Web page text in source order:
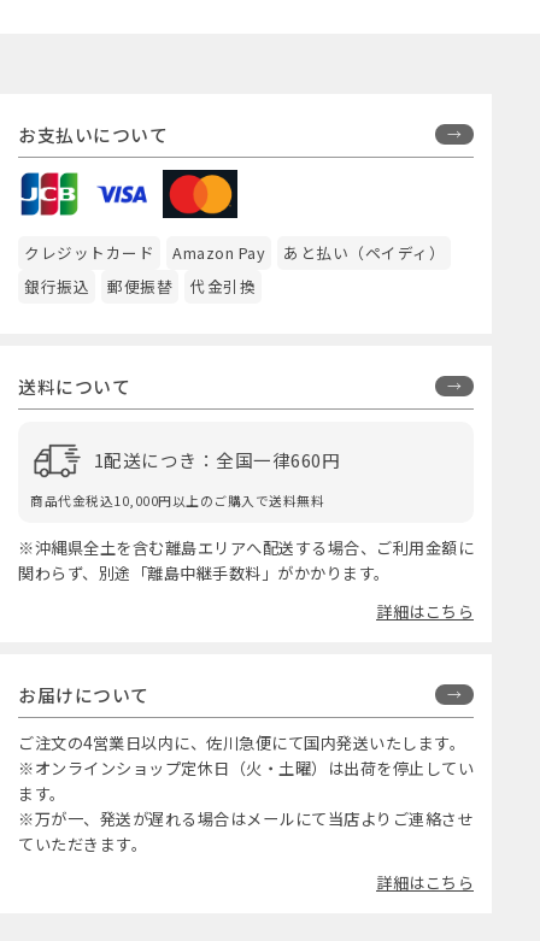
お支払いについて
クレジットカード Amazon Pay
あと払い（ペイディ）
銀行振込
郵便振替 代金引換
送料について
1配送につき：全国一律660円
商品代金税込10,000円以上のご購入で送料無料
※沖縄県全土を含む離島エリアへ配送する場合、ご利用金額に
関わらず、別途「離島中継手数料」がかかります。
詳細はこちら
お届けについて
ご注文の4営業日以内に、佐川急便にて国内発送いたします。
※オンラインショップ定休日（火・土曜）は出荷を停止してい
ます。
※万が一、発送が遅れる場合はメールにて当店よりご連絡させ
ていただきます。
詳細はこちら